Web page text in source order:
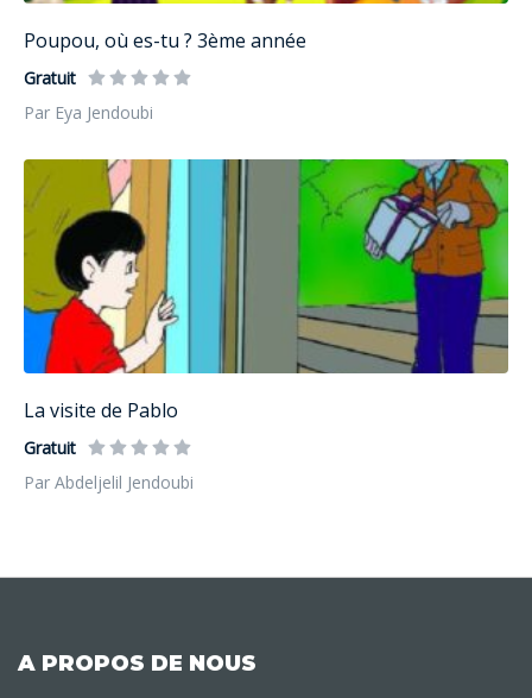
Poupou, où es-tu ? 3ème année
Gratuit
Par Eya Jendoubi
La visite de Pablo
Gratuit
Par Abdeljelil Jendoubi
A PROPOS DE NOUS